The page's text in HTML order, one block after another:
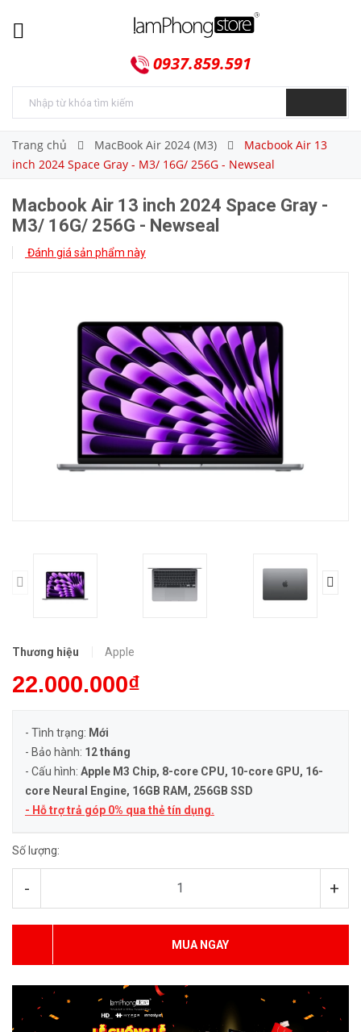
0937.859.591
Trang chủ MacBook Air 2024 (M3)
Macbook Air 13
inch 2024 Space Gray - M3/ 16G/ 256G - Newseal
Macbook Air 13 inch 2024 Space Gray -
M3/ 16G/ 256G - Newseal
Đánh giá sản phẩm này
Thương hiệu Apple
22.000.000₫
- Tình trạng: Mới
- Bảo hành: 12 tháng
- Cấu hình: Apple M3 Chip, 8-core CPU, 10-core GPU, 16-
core Neural Engine, 16GB RAM, 256GB SSD
- Hỗ trợ trả góp 0% qua thẻ tín dụng.
Số lượng:
- +
MUA NGAY